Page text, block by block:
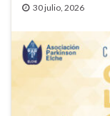
30 julio, 2026